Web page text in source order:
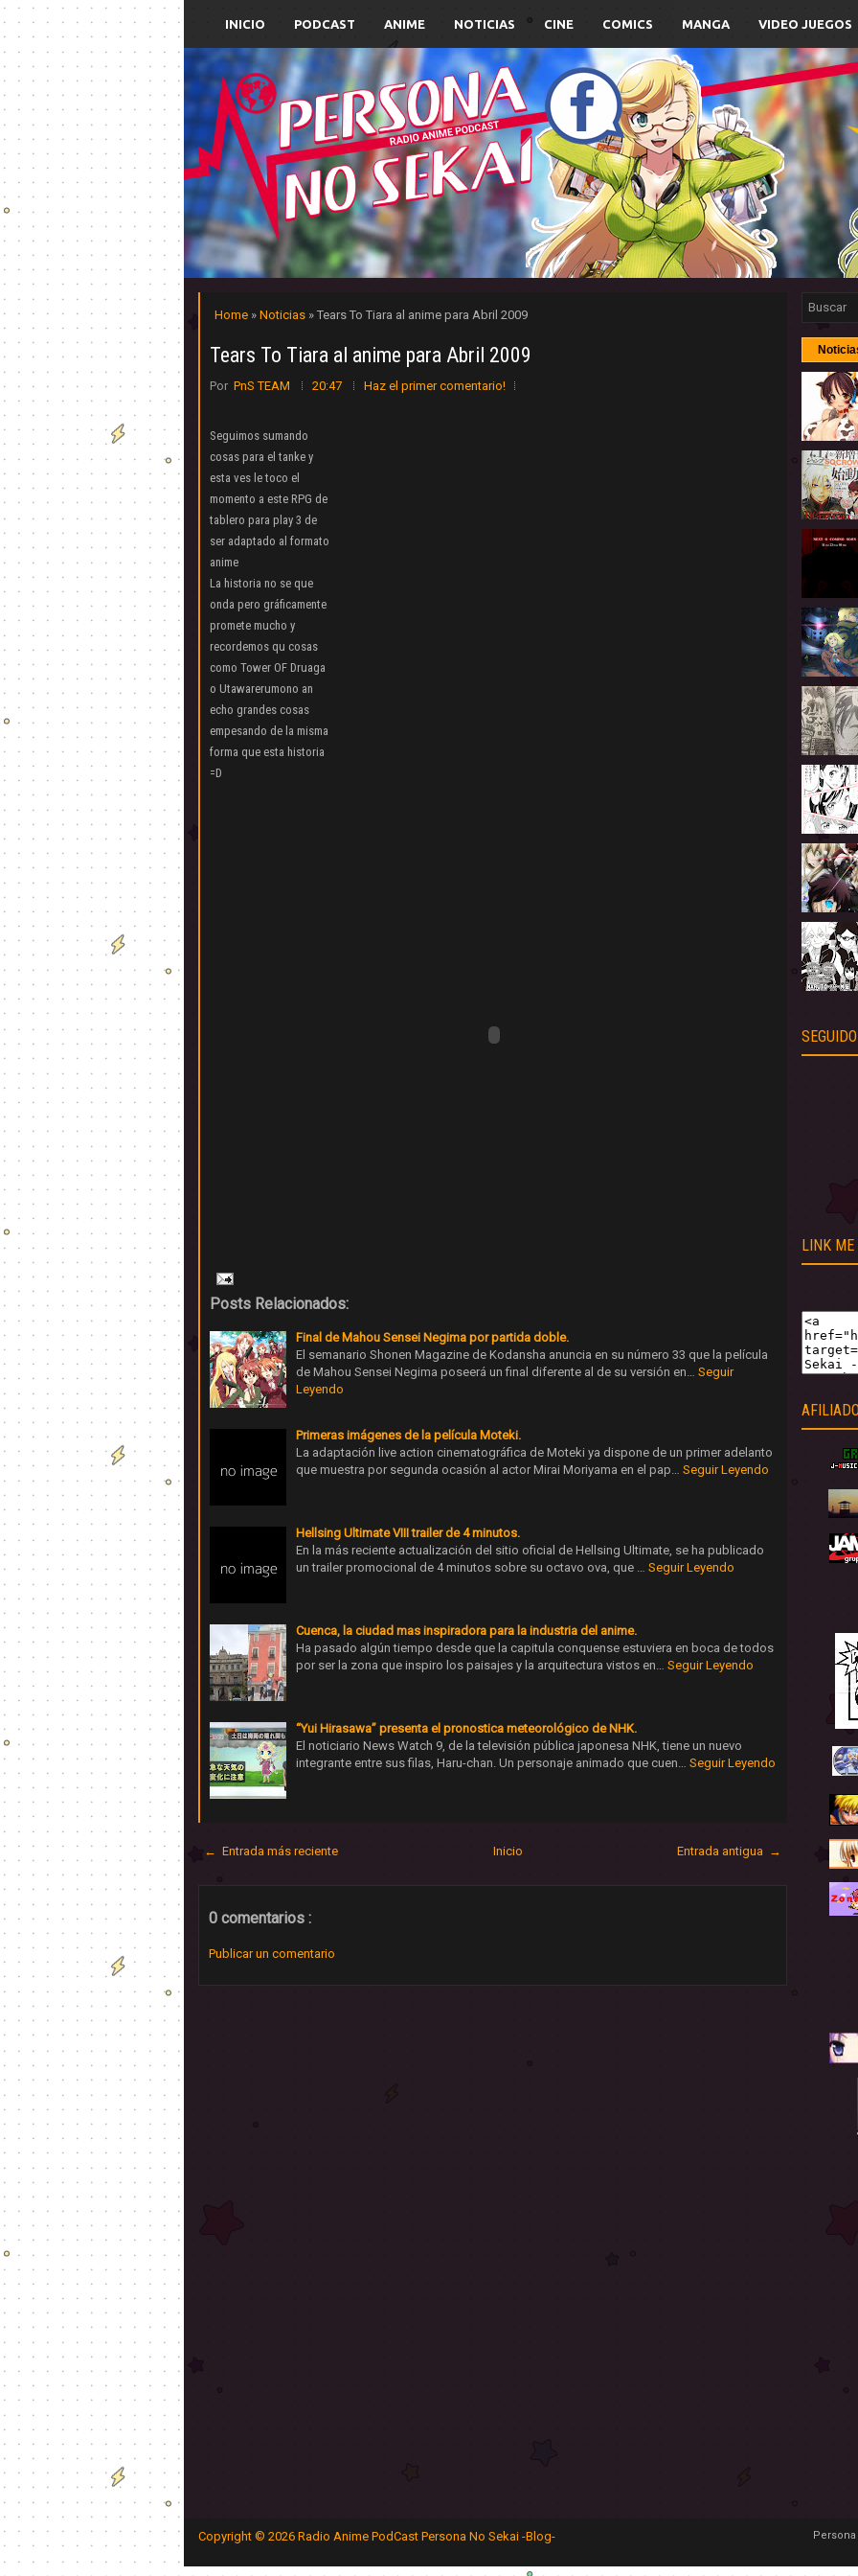
INICIO PODCAST ANIME NOTICIAS CINE COMICS MANGA VIDEO JUEGOS
Home » Noticias » Tears To Tiara al anime para Abril 2009
Tears To Tiara al anime para Abril 2009
Por PnS TEAM 20:47 Haz el primer comentario!
Seguimos sumando
cosas para el tanke y
esta ves le toco el
momento a este RPG de
tablero para play 3 de
ser adaptado al formato
anime
La historia no se que
onda pero gráficamente
promete mucho y
recordemos qu cosas
como Tower OF Druaga
o Utawarerumono an
echo grandes cosas
empesando de la misma
forma que esta historia
=D
Posts Relacionados:
Final de Mahou Sensei Negima por partida doble.
El semanario Shonen Magazine de Kodansha anuncia en su número 33 que la película
de Mahou Sensei Negima poseerá un final diferente al de su versión en…
Seguir
Leyendo
Primeras imágenes de la película Moteki.
La adaptación live action cinematográfica de Moteki ya dispone de un primer adelanto
que muestra por segunda ocasión al actor Mirai Moriyama en el pap…
Seguir Leyendo
Hellsing Ultimate VIII trailer de 4 minutos.
En la más reciente actualización del sitio oficial de Hellsing Ultimate, se ha publicado
un trailer promocional de 4 minutos sobre su octavo ova, que …
Seguir Leyendo
Cuenca, la ciudad mas inspiradora para la industria del anime.
Ha pasado algún tiempo desde que la capitula conquense estuviera en boca de todos
por ser la zona que inspiro los paisajes y la arquitectura vistos en…
Seguir Leyendo
“Yui Hirasawa” presenta el pronostica meteorológico de NHK.
El noticiario News Watch 9, de la televisión pública japonesa NHK, tiene un nuevo
integrante entre sus filas, Haru-chan. Un personaje animado que cuen…
Seguir Leyendo
← Entrada más reciente Entrada antigua →
Inicio
0 comentarios :
Publicar un comentario
LINK ME
Copyright © 2026 Radio Anime PodCast Persona No Sekai -Blog-